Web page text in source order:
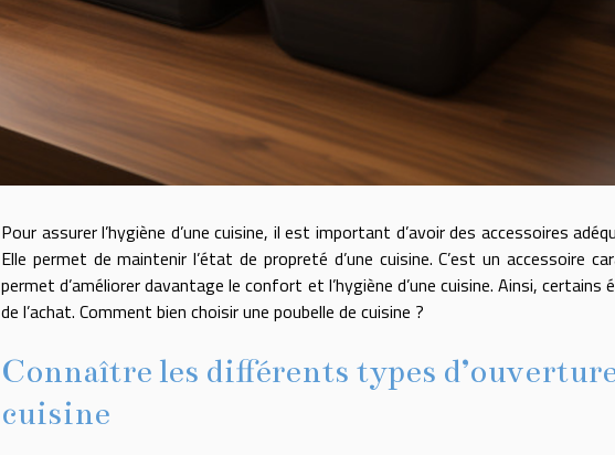
Pour assurer l’hygiène d’une cuisine, il est important d’avoir des accessoires
Elle permet de maintenir l’état de propreté d’une cuisine. C’est un accessoire
permet d’améliorer davantage le confort et l’hygiène d’une cuisine. Ainsi,
de l’achat. Comment bien choisir une poubelle de cuisine ?
Connaître les différents types
cuisine